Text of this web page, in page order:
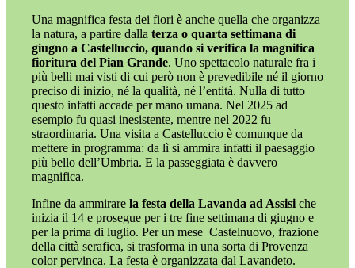
Una magnifica festa dei fiori è anche quella che organizza
la natura, a partire dalla terza o quarta settimana di
giugno a Castelluccio, quando si verifica la magnifica
fioritura del Pian Grande. Uno spettacolo naturale fra i
più belli mai visti di cui però non è prevedibile né il giorno
preciso di inizio, né la qualità, né l’entità. Nulla di tutto
questo infatti accade per mano umana. Nel 2025 ad
esempio fu quasi inesistente, mentre nel 2022 fu
straordinaria. Una visita a Castelluccio è comunque da
mettere in programma: da lì si ammira infatti il paesaggio
più bello dell’Umbria. E la passeggiata è davvero
magnifica.
Infine da ammirare la festa della Lavanda ad Assisi che
inizia il 14 e prosegue per i tre fine settimana di giugno e
per la prima di luglio. Per un mese Castelnuovo, frazione
della città serafica, si trasforma in una sorta di Provenza
color pervinca. La festa è organizzata dal Lavandeto.